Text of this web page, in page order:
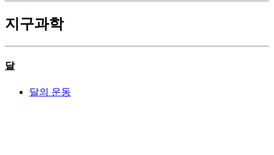
지구과학
달
달의 운동